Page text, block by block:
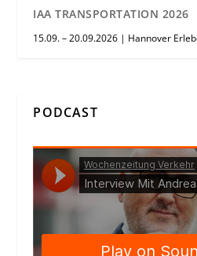
IAA TRANSPORTATION 2026
15.09. – 20.09.2026 | Hannover
PODCAST